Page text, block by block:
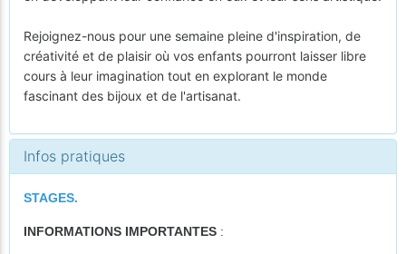
Rejoignez-nous pour une semaine pleine d'inspiration, de
créativité et de plaisir où vos enfants pourront laisser libre
cours à leur imagination tout en explorant le monde
fascinant des bijoux et de l'artisanat.
Infos pratiques
STAGES.
INFORMATIONS IMPORTANTES :